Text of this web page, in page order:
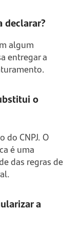
declarar?
algum
entregar a
o
do CNPJ. O
é uma
das regras de
a